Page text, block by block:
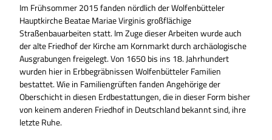
Im Frühsommer 2015 fanden nördlich der Wolfenbütteler
Hauptkirche Beatae Mariae Virginis großflächige
Straßenbauarbeiten statt. Im Zuge dieser Arbeiten wurde auch
der alte Friedhof der Kirche am Kornmarkt durch archäologische
Ausgrabungen freigelegt. Von 1650 bis ins 18. Jahrhundert
wurden hier in Erbbegräbnissen Wolfenbütteler Familien
bestattet. Wie in Familiengrüften fanden Angehörige der
Oberschicht in diesen Erdbestattungen, die in dieser Form bisher
von keinem anderen Friedhof in Deutschland bekannt sind, ihre
letzte Ruhe.